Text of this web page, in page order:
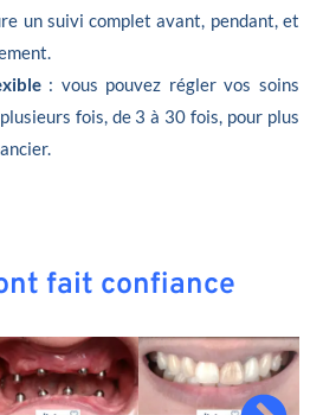
un suivi complet avant, pendant, et
: vous pouvez régler vos soins
fois, de 3 à 30 fois, pour plus
fait confiance